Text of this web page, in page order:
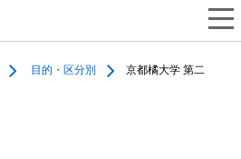
目的・区分別
京都橘大学 第二